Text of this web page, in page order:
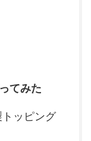
てみた
ッピング